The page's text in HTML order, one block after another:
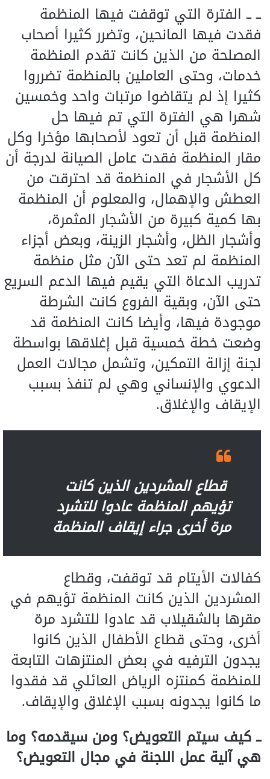
ــ ــ الفترة التي توقفت فيها المنظمة
فقدت فيها المانحين، وتضرر كثيرا أصحاب
المصلحة من الذين كانت تقدم المنظمة
خدمات، وحتى العاملين بالمنظمة تضرروا
كثيرا إذ لم يتقاضوا مرتبات واحد وخمسين
شهرا هي الفترة التي تم فيها حل
المنظمة قبل أن تعود لأصحابها مؤخرا وكل
مقار المنظمة فقدت عامل الصيانة لدرجة أن
كل الأشجار في المنظمة قد احترقت من
العطش والإهمال، والمعلوم أن المنظمة
بها كمية كبيرة من الأشجار المثمرة،
وأشجار الظل، وأشجار الزينة، وبعض أجزاء
المنظمة لم تعد حتى الآن مثل منظمة
تدريب الدعاة التي يقيم فيها الدعم السريع
حتى الآن، وبقية الفروع كانت الشرطة
موجودة فيها، وأيضا كانت المنظمة قد
وضعت خطة خمسية قبل إغلاقها بواسطة
لجنة إزالة التمكين، وتشمل مجالات العمل
الدعوي والإنساني وهي لم تنفذ بسبب
الإيقاف والإغلاق.
قطاع المشردين الذين كانت
تؤيهم المنظمة عادوا للتشرد
مرة أخرى جراء إيقاف المنظمة
كفالات الأيتام قد توقفت، وقطاع
المشردين الذين كانت المنظمة تؤيهم في
مقرها بالشقيلاب قد عادوا للتشرد مرة
أخرى، وحتى قطاع الأطفال الذين كانوا
يجدون الترفيه في بعض المنتزهات التابعة
للمنظمة كمنتزه الرياض العائلي قد فقدوا
ما كانوا يجدونه بسبب الإغلاق والإيقاف.
ــ كيف سيتم التعويض؟ ومن سيقدمه؟ وما
هي آلية عمل اللجنة في مجال التعويض؟